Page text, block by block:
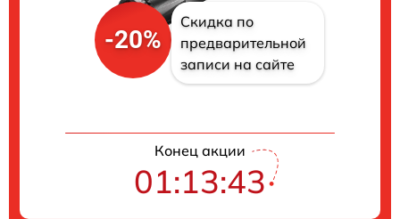
-20%
Скидка по
предварительной
записи на сайте
Конец акции
01:13:42